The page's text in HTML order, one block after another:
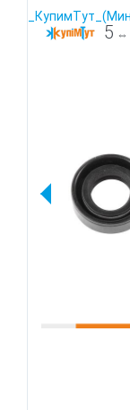
5 ⇔